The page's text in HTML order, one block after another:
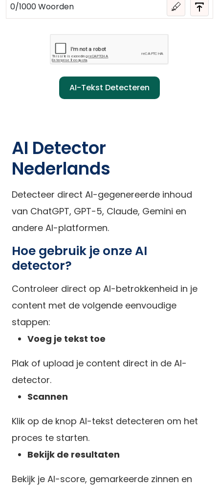
0/1000Woorden
AI-Tekst Detecteren
AI Detector
Nederlands
Detecteer direct AI-gegenereerde inhoud
van ChatGPT, GPT-5, Claude, Gemini en
andere AI-platformen.
Hoe gebruik je onze AI
detector?
Controleer direct op AI-betrokkenheid in je
content met de volgende eenvoudige
stappen:
Voeg je tekst toe
Plak of upload je content direct in de AI-
detector.
Scannen
Klik op de knop AI-tekst detecteren om het
proces te starten.
Bekijk de resultaten
Bekijk je AI-score, gemarkeerde zinnen en